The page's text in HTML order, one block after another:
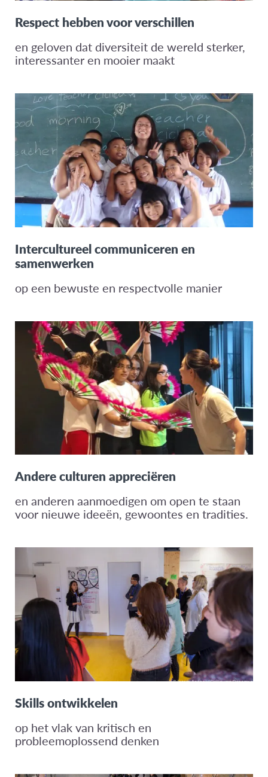
Respect hebben voor verschillen
en geloven dat diversiteit de wereld sterker,
interessanter en mooier maakt
Intercultureel communiceren en
samenwerken
op een bewuste en respectvolle manier
Andere culturen appreciëren
en anderen aanmoedigen om open te staan
voor nieuwe ideeën, gewoontes en tradities.
Skills ontwikkelen
op het vlak van kritisch en
probleemoplossend denken